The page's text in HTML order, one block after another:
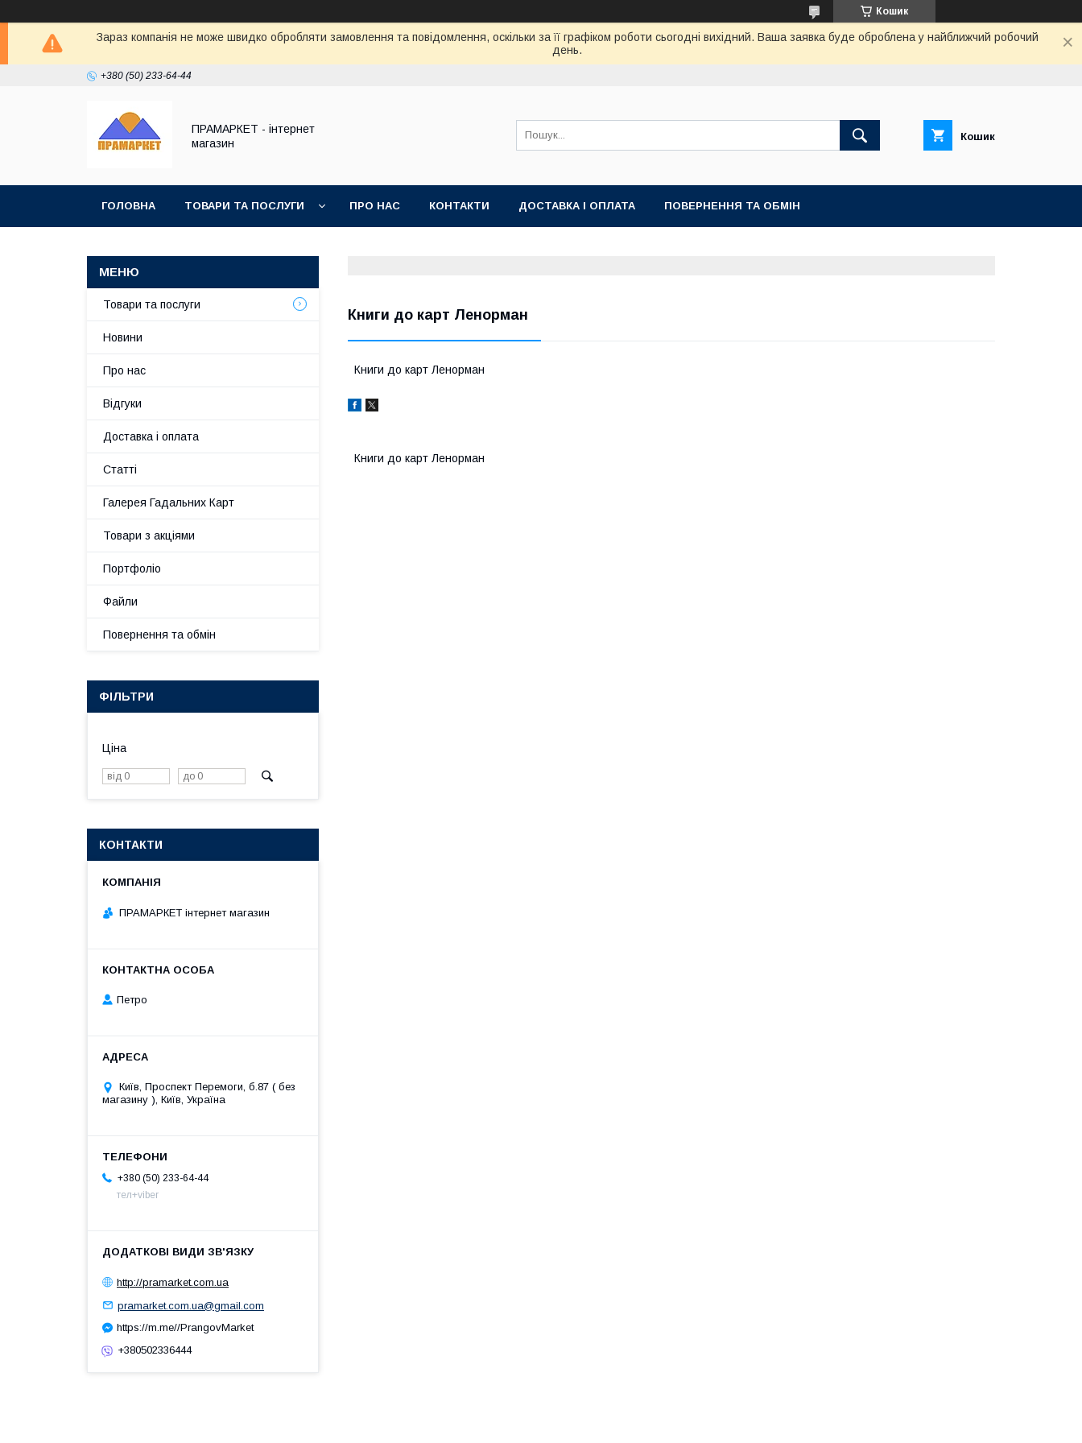
Кошик
Зараз компанія не може швидко обробляти замовлення та повідомлення, оскільки за її графіком роботи сьогодні вихідний. Ваша заявка буде оброблена у найближчий робочий
день.
+380 (50) 233-64-44
ПРАМАРКЕТ - інтернет
магазин
Кошик
ГОЛОВНА ТОВАРИ ТА ПОСЛУГИ ПРО НАС КОНТАКТИ ДОСТАВКА І ОПЛАТА ПОВЕРНЕННЯ ТА ОБМІН
Книги до карт Ленорман
Книги до карт Ленорман
Книги до карт Ленорман
Товари та послуги
Новини
Про нас
Відгуки
Доставка і оплата
Статті
Галерея Гадальних Карт
Товари з акціями
Портфоліо
Файли
Повернення та обмін
ФІЛЬТРИ
Ціна
КОНТАКТИ
ПРАМАРКЕТ інтернет магазин
Петро
Київ, Проспект Перемоги, б.87 ( без
магазину ), Київ, Україна
+380 (50) 233-64-44
тел+viber
http://pramarket.com.ua
pramarket.com.ua@gmail.com
https://m.me//PrangovMarket
+380502336444